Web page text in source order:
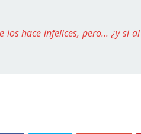
hace infelices, pero... ¿y si al